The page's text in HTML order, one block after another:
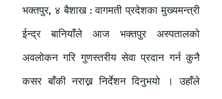
भक्तपुर, ४ बैशाख : वागमती प्रदेशका मुख्यमन्त्री
ईन्द्र बानियाँले आज भक्तपुर अस्पतालको
अवलोकन गरि गुणस्तरीय सेवा प्रदान गर्न कुनै
कसर बाँकी नराख्न निर्देशन दिनुभयो । उहाँले